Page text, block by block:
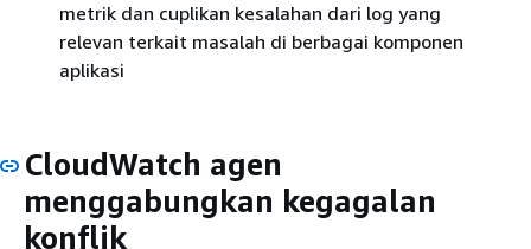
metrik dan cuplikan kesalahan dari log yang
relevan terkait masalah di berbagai komponen
aplikasi
CloudWatch agen
menggabungkan kegagalan
konflik